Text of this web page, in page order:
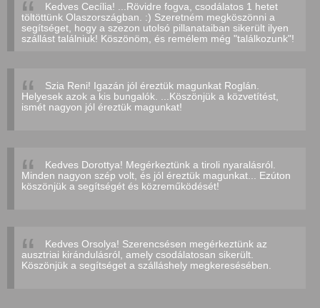
Kedves Cecília! ...Rövidre fogva, csodálatos 1 hetet
töltöttünk Olaszországban. :) Szeretném megköszönni a
segítséget, hogy a szezon utolsó pillanataiban sikerült ilyen
szállást találniuk! Köszönöm, és remélem még "találkozunk"!
Szia Reni! Igazán jól éreztük magunkat Roglán.
Helyesek azok a kis bungalók. ...Köszönjük a közvetítést,
ismét nagyon jól éreztük magunkat!
Kedves Dorottya! Megérkeztünk a tiroli nyaralásról.
Minden nagyon szép volt, és jól éreztük magunkat... Ezúton
köszönjük a segítségét és közreműködését!
Kedves Orsolya! Szerencsésen megérkeztünk az
ausztriai kirándulásról, amely csodálatosan sikerült.
Köszönjük a segítséget a szálláshely megkeresésében.